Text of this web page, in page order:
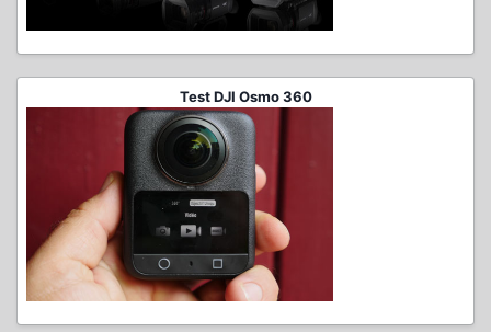
Test DJI Osmo 360